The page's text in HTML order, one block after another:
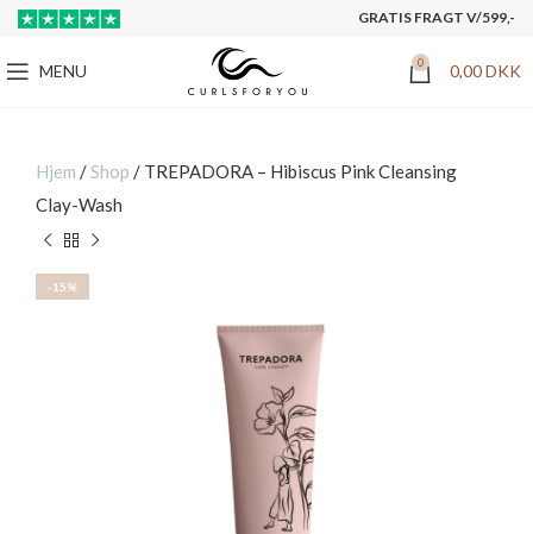
GRATIS FRAGT V/599,-
MENU 0 0,00DKK
Hjem /Shop / TREPADORA – Hibiscus Pink Cleansing
Clay-Wash
-15%